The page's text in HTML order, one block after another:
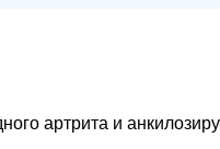
артрита и